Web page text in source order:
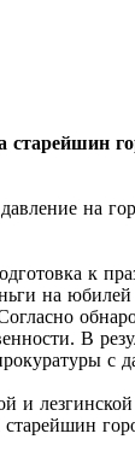
на
на
В
и
старейшин